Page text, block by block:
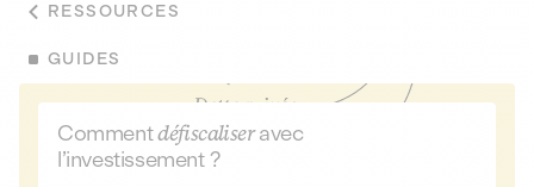
RESSOURCES
GUIDES
Commentdéfiscaliser avec
l’investissement ?